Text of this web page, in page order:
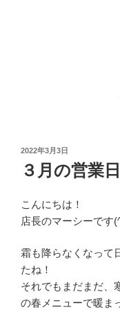
投
稿
日:
2022年3月3日
３月の営業
こんにちは！
店長のマーシーです
霜も降らなくなって
たね！
それでもまだまだ、
の春メニューで暖ま